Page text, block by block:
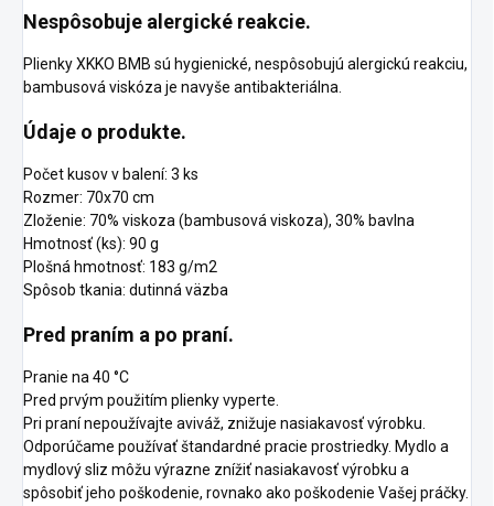
Nespôsobuje alergické reakcie.
Plienky XKKO BMB sú hygienické, nespôsobujú alergickú reakciu,
bambusová viskóza je navyše antibakteriálna.
Údaje o produkte.
Počet kusov v balení: 3 ks
Rozmer: 70x70 cm
Zloženie: 70% viskoza (bambusová viskoza), 30% bavlna
Hmotnosť (ks): 90 g
Plošná hmotnosť: 183 g/m2
Spôsob tkania: dutinná väzba
Pred praním a po praní.
Pranie na 40 °C
Pred prvým použitím plienky vyperte.
Pri praní nepoužívajte aviváž, znižuje nasiakavosť výrobku.
Odporúčame používať štandardné pracie prostriedky. Mydlo a
mydlový sliz môžu výrazne znížiť nasiakavosť výrobku a
spôsobiť jeho poškodenie, rovnako ako poškodenie Vašej práčky.